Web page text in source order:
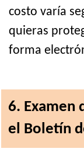
costo varía
quieras
forma
6. Examen
el Boletín